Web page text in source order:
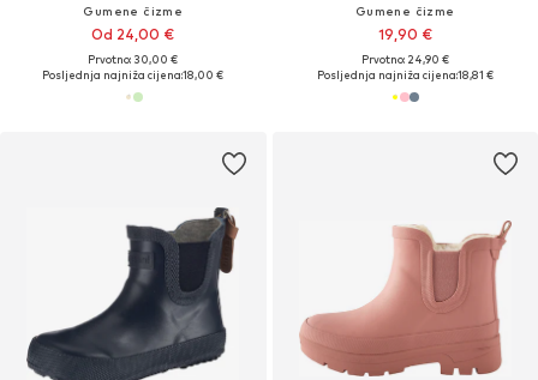
Gumene čizme
Od 24,00 €
Prvotno: 30,00 €
Posljednja najniža cijena:18,00 €
Gumene čizme
19,90 €
Prvotno: 24,90 €
Posljednja najniža cijena:18,81 €